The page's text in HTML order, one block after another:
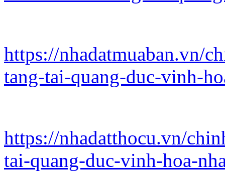
https://nhadatmuaban.vn/
tang-tai-quang-duc-vinh-
https://nhadatthocu.vn/
tai-quang-duc-vinh-hoa-